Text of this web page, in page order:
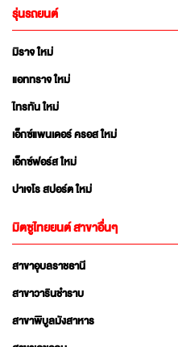
รุ่นรถยนต์
มิราจ ใหม่
แอททราจ ใหม่
ไทรทัน ใหม่
เอ็กซ์แพนเดอร์ ครอส ใหม่
เอ็กซ์ฟอร์ส ใหม่
ปาเจโร สปอร์ต ใหม่
มิตซูไทยยนต์ สาขาอื่นๆ
สาขาอุบลราชธานี
สาขาวารินชำราบ
สาขาพิบูลมังสาหาร